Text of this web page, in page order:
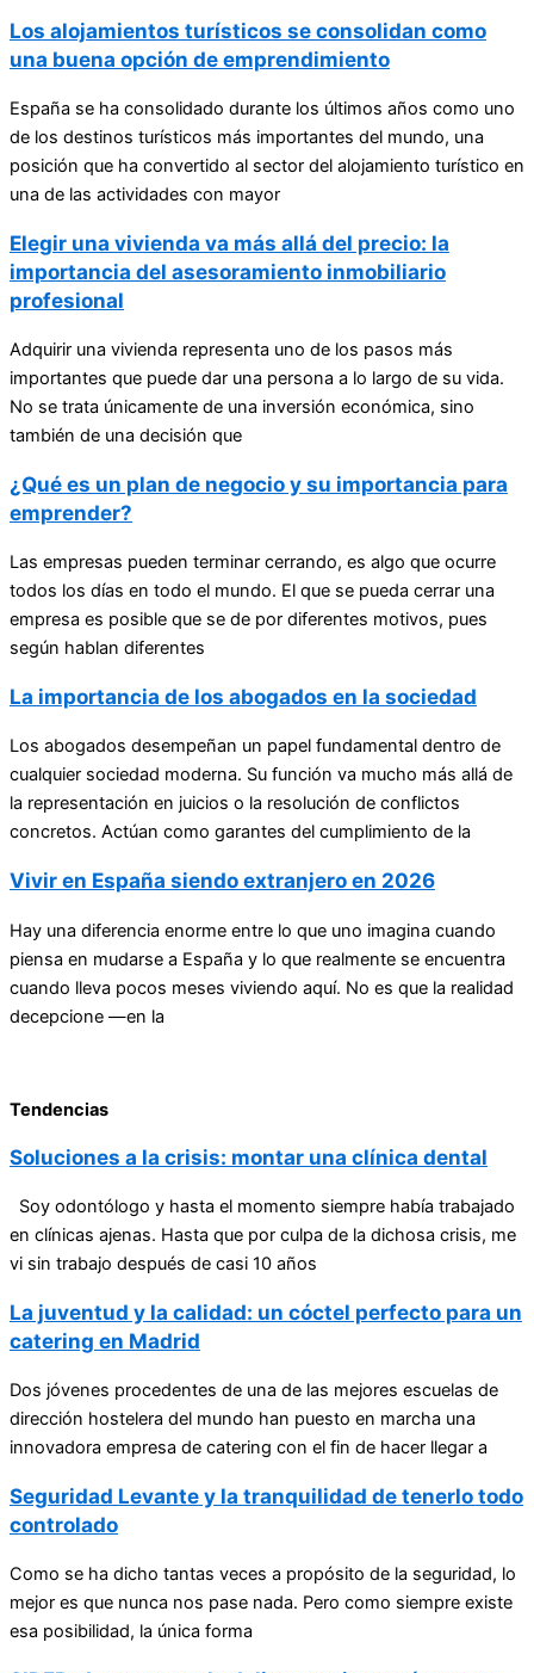
Los alojamientos turísticos se consolidan como
una buena opción de emprendimiento
España se ha consolidado durante los últimos años como uno
de los destinos turísticos más importantes del mundo, una
posición que ha convertido al sector del alojamiento turístico en
una de las actividades con mayor
Elegir una vivienda va más allá del precio: la
importancia del asesoramiento inmobiliario
profesional
Adquirir una vivienda representa uno de los pasos más
importantes que puede dar una persona a lo largo de su vida.
No se trata únicamente de una inversión económica, sino
también de una decisión que
¿Qué es un plan de negocio y su importancia para
emprender?
Las empresas pueden terminar cerrando, es algo que ocurre
todos los días en todo el mundo. El que se pueda cerrar una
empresa es posible que se de por diferentes motivos, pues
según hablan diferentes
La importancia de los abogados en la sociedad
Los abogados desempeñan un papel fundamental dentro de
cualquier sociedad moderna. Su función va mucho más allá de
la representación en juicios o la resolución de conflictos
concretos. Actúan como garantes del cumplimiento de la
Vivir en España siendo extranjero en 2026
Hay una diferencia enorme entre lo que uno imagina cuando
piensa en mudarse a España y lo que realmente se encuentra
cuando lleva pocos meses viviendo aquí. No es que la realidad
decepcione —en la
Tendencias
Soluciones a la crisis: montar una clínica dental
Soy odontólogo y hasta el momento siempre había trabajado
en clínicas ajenas. Hasta que por culpa de la dichosa crisis, me
vi sin trabajo después de casi 10 años
La juventud y la calidad: un cóctel perfecto para un
catering en Madrid
Dos jóvenes procedentes de una de las mejores escuelas de
dirección hostelera del mundo han puesto en marcha una
innovadora empresa de catering con el fin de hacer llegar a
Seguridad Levante y la tranquilidad de tenerlo todo
controlado
Como se ha dicho tantas veces a propósito de la seguridad, lo
mejor es que nunca nos pase nada. Pero como siempre existe
esa posibilidad, la única forma